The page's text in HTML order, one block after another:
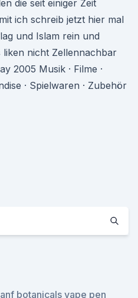
die seit einiger Zeit
ich schreib jetzt hier mal
und Islam rein und
nicht Zellennachbar
2005 Musik · Filme ·
· Spielwaren · Zubehör
botanicals vape pen